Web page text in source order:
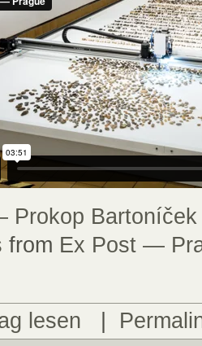
Prokop
from Ex Post —
lesen |